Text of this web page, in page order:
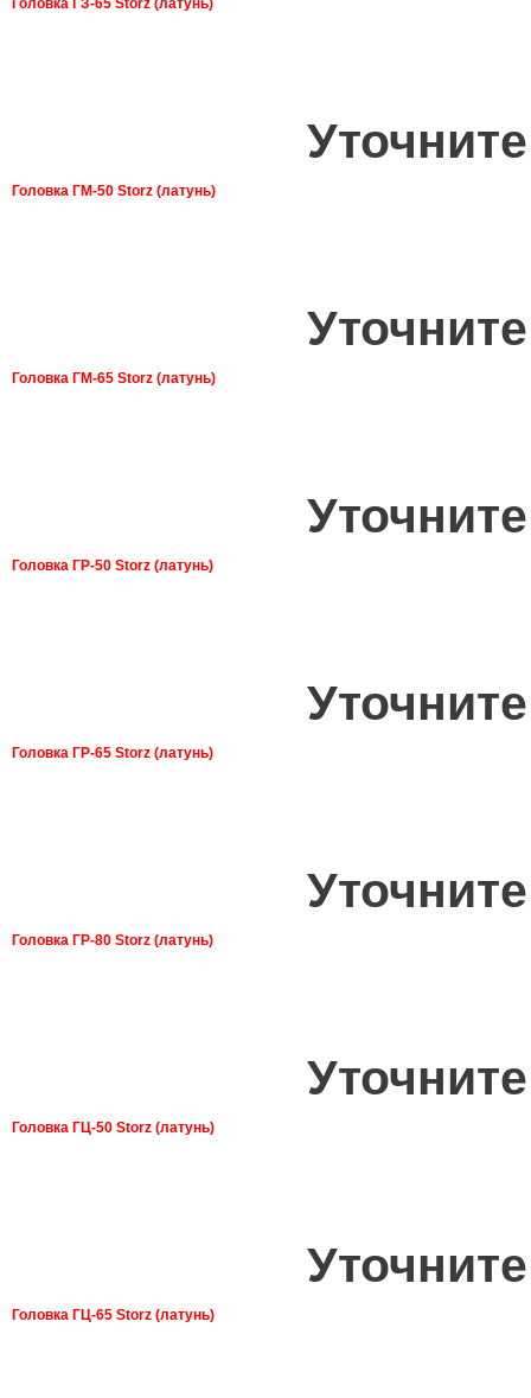
Головка ГМ-50 Storz (латунь)
Головка ГМ-65 Storz (латунь)
Головка ГР-50 Storz (латунь)
Головка ГР-65 Storz (латунь)
Головка ГР-80 Storz (латунь)
Головка ГЦ-50 Storz (латунь)
Головка ГЦ-65 Storz (латунь)